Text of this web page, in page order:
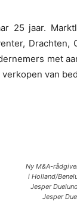
25 jaar.
met
van
Ny M&A-
i Holland/
Jesper
Jesper